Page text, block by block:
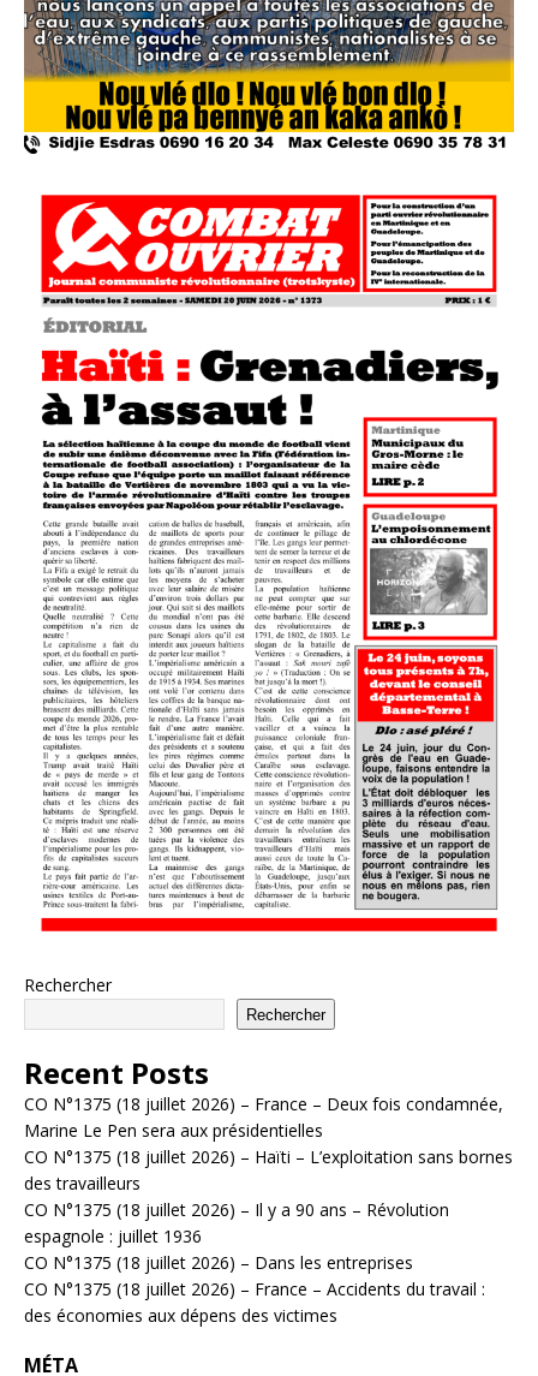
Rechercher
Rechercher
Recent Posts
CO N°1375 (18 juillet 2026) – France – Deux fois condamnée,
Marine Le Pen sera aux présidentielles
CO N°1375 (18 juillet 2026) – Haïti – L’exploitation sans bornes
des travailleurs
CO N°1375 (18 juillet 2026) – Il y a 90 ans – Révolution
espagnole : juillet 1936
CO N°1375 (18 juillet 2026) – Dans les entreprises
CO N°1375 (18 juillet 2026) – France – Accidents du travail :
des économies aux dépens des victimes
MÉTA